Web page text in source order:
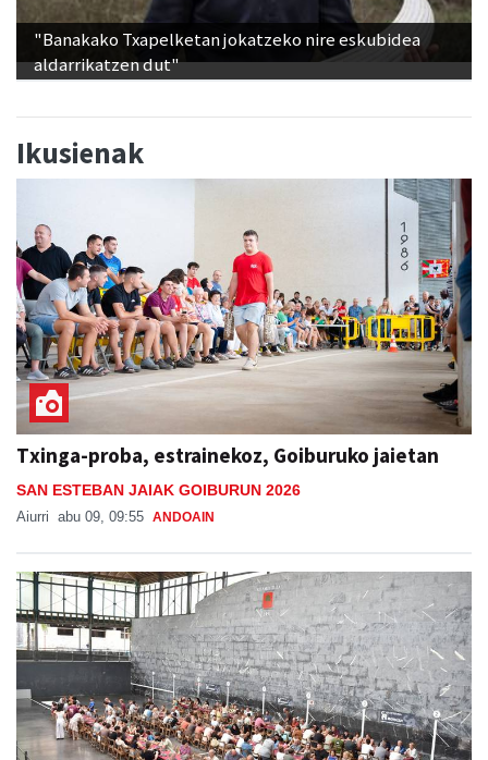
"Banakako Txapelketan jokatzeko nire eskubidea
aldarrikatzen dut"
Ikusienak
Txinga-proba, estrainekoz, Goiburuko jaietan
SAN ESTEBAN JAIAK GOIBURUN 2026
Aiurri abu 09, 09:55 ANDOAIN